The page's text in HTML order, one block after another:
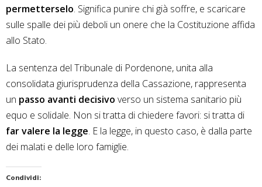
permetterselo. Significa punire chi già soffre, e scaricare
sulle spalle dei più deboli un onere che la Costituzione affida
allo Stato.
La sentenza del Tribunale di Pordenone, unita alla
consolidata giurisprudenza della Cassazione, rappresenta
un passo avanti decisivo verso un sistema sanitario più
equo e solidale. Non si tratta di chiedere favori: si tratta di
far valere la legge. E la legge, in questo caso, è dalla parte
dei malati e delle loro famiglie.
Condividi: